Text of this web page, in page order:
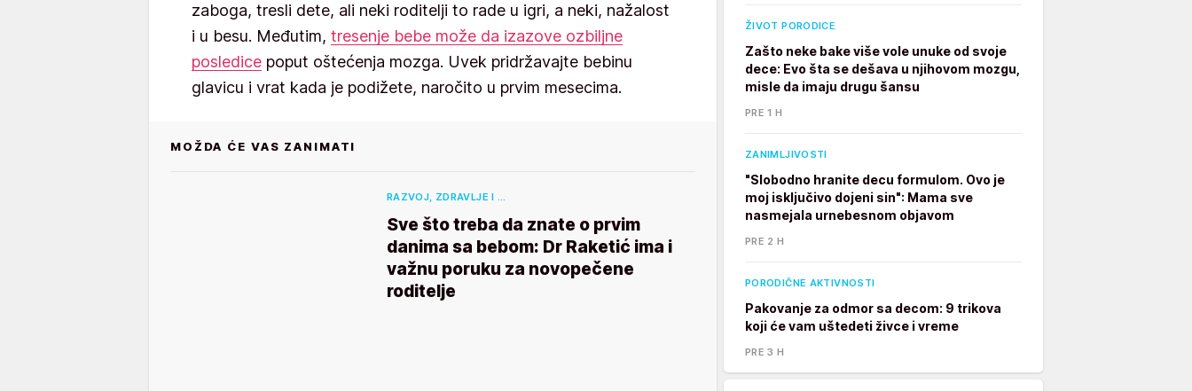
zaboga, tresli dete, ali neki roditelji to rade u igri, a neki, nažalost
i u besu. Međutim, tresenje bebe može da izazove ozbiljne
posledice poput oštećenja mozga. Uvek pridržavajte bebinu
glavicu i vrat kada je podižete, naročito u prvim mesecima.
MOŽDA ĆE VAS ZANIMATI
RAZVOJ, ZDRAVLJE I …
Sve što treba da znate o prvim
danima sa bebom: Dr Raketić ima i
važnu poruku za novopečene
roditelje
ŽIVOT PORODICE
Zašto neke bake više vole unuke od svoje
dece: Evo šta se dešava u njihovom mozgu,
misle da imaju drugu šansu
PRE 1 H
ZANIMLJIVOSTI
"Slobodno hranite decu formulom. Ovo je
moj isključivo dojeni sin": Mama sve
nasmejala urnebesnom objavom
PRE 2 H
PORODIČNE AKTIVNOSTI
Pakovanje za odmor sa decom: 9 trikova
koji će vam uštedeti živce i vreme
PRE 3 H